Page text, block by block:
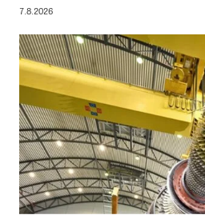
7.8.2026